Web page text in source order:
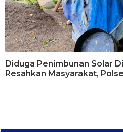
Diduga Penimbunan Solar
Resahkan Masyarakat,